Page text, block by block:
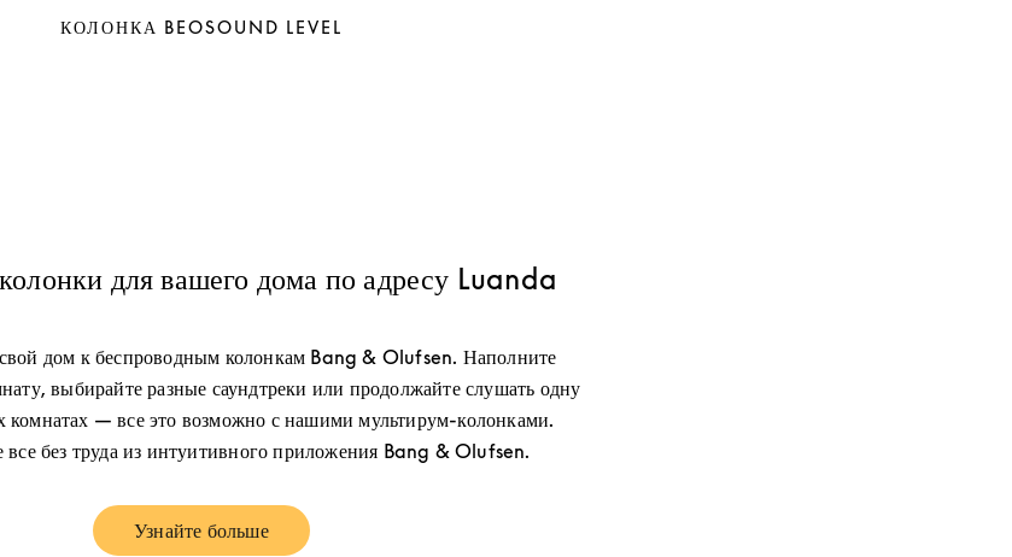
КОЛОНКА BEOSOUND LEVEL
для вашего дома по адресу Luanda
дом к беспроводным колонкам Bang & Olufsen. Наполните
выбирайте разные саундтреки или продолжайте слушать одну
комнатах — все это возможно с нашими мультирум-колонками.
все без труда из интуитивного приложения Bang & Olufsen.
Узнайте большеLink Opens in New Tab